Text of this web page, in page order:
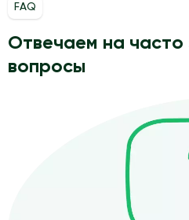
FAQ
Отвечаем на
вопросы